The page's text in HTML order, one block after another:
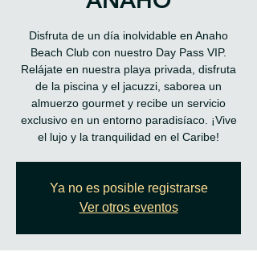
Disfruta de un día inolvidable en Anaho
Beach Club con nuestro Day Pass VIP.
Relájate en nuestra playa privada, disfruta
de la piscina y el jacuzzi, saborea un
almuerzo gourmet y recibe un servicio
exclusivo en un entorno paradisíaco. ¡Vive
el lujo y la tranquilidad en el Caribe!
Ya no es posible registrarse
Ver otros eventos